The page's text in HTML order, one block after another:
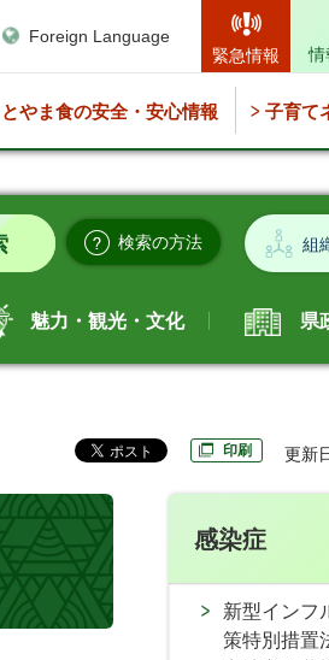
Foreign Language
緊急情報
情
とやま食の安全・安心情報 子育て
検索の方法 組
魅力・観光・文化 県
印刷 更新
感染症
新型インフ
策特別措置